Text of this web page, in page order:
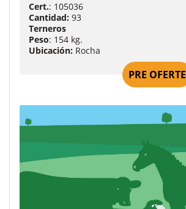
Cert.: 105036
Cantidad: 93
Terneros
Peso: 154 kg.
Ubicación: Rocha
PRE OFERTE